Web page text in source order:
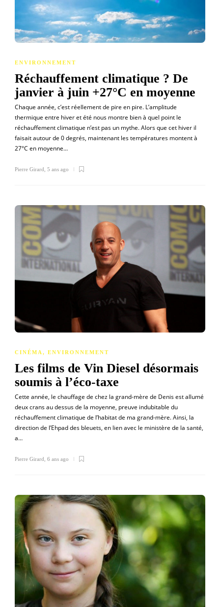
ENVIRONNEMENT
Réchauffement climatique ? De
janvier à juin +27°C en moyenne
Chaque année, c’est réellement de pire en pire. L’amplitude
thermique entre hiver et été nous montre bien à quel point le
réchauffement climatique n’est pas un mythe. Alors que cet hiver il
faisait autour de 0 degrés, maintenant les températures montent à
27°C en moyenne…
Pierre Girard 5 ans ago
CINÉMA , ENVIRONNEMENT
Les films de Vin Diesel désormais
soumis à l’éco-taxe
Cette année, le chauffage de chez la grand-mère de Denis est allumé
deux crans au dessus de la moyenne, preuve indubitable du
réchauffement climatique de l’habitat de ma grand-mère. Ainsi, la
direction de l’Ehpad des bleuets, en lien avec le ministère de la santé,
a…
Pierre Girard 6 ans ago